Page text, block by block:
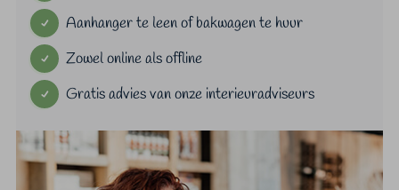
Aanhanger te leen of bakwagen te huur
Zowel online als offline
Gratis advies van onze interieuradviseurs